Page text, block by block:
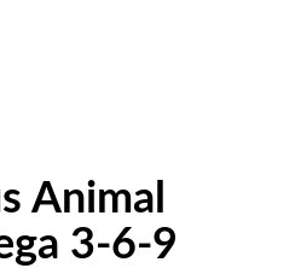
Animal
3-6-9